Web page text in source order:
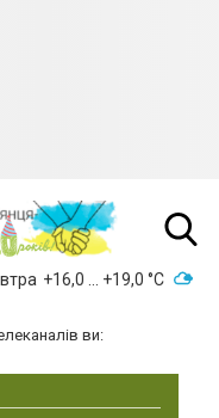
+16,0 ... +19,0 °С
ви: